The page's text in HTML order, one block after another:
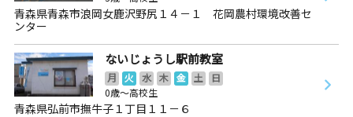
青森県青森市浪岡女鹿沢野尻１４－１ 花岡農村環境改善セ
ンター
ないじょうし駅前教室
月 火 水 木 金 土
日
0歳～高校生
青森県弘前市撫牛子１丁目１１－６